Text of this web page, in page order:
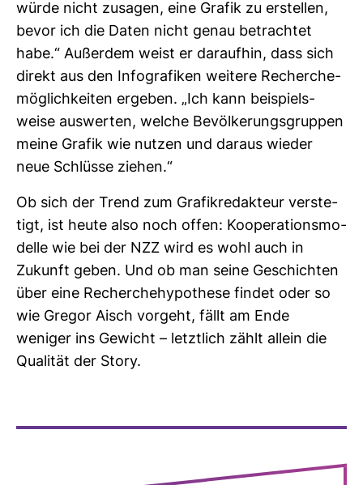
würde nicht zusagen, eine Grafik zu erstellen,
bevor ich die Daten nicht genau betrachtet
habe.“ Außerdem weist er dar­aufhin, dass sich
direkt aus den Info­gra­fiken wei­tere Recher­che­
mög­lich­keiten ergeben. „Ich kann bei­spiels­
weise aus­werten, welche Bevöl­ke­rungs­gruppen
meine Grafik wie nutzen und daraus wieder
neue Schlüsse ziehen.“
Ob sich der Trend zum Gra­fik­re­dak­teur ver­ste­
tigt, ist heute also noch offen: Koope­ra­ti­ons­mo­
delle wie bei der NZZ wird es wohl auch in
Zukunft geben. Und ob man seine Geschichten
über eine Recher­che­hy­po­these findet oder so
wie Gregor Aisch vor­geht, fällt am Ende
weniger ins Gewicht – letzt­lich zählt allein die
Qua­lität der Story.